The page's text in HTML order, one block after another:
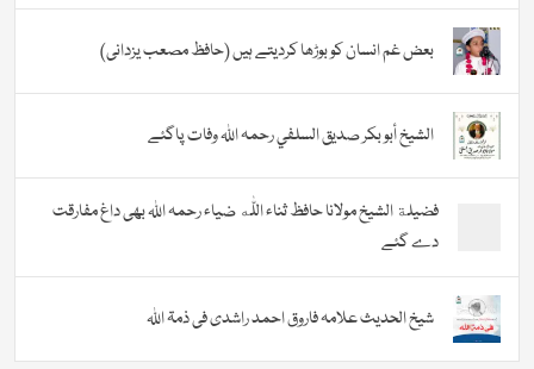
بعض غم انسان کو بوڑھا کردیتے ہیں (حافظ مصعب یزدانی)
الشيخ أبو بكر صديق السلفي رحمہ اللہ وفات پاگئے
فضیلة الشيخ مولانا حافظ ثناء اللّٰه ضیاء رحمہ اللہ بھی داغ مفارقت
دے گئے
شیخ الحدیث علامہ فاروق احمد راشدی فی ذمۃ اللہ